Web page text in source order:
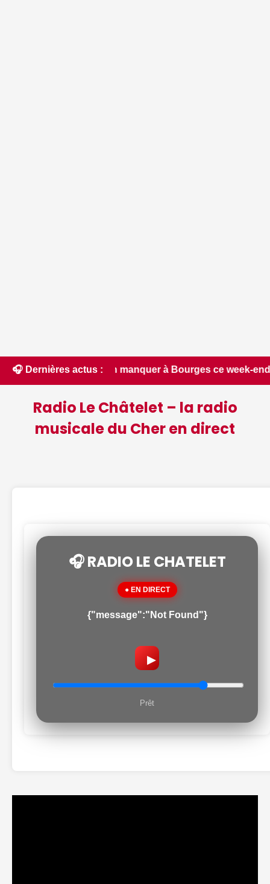
🎧 Dernières actus :
à Bourges ce week-end du 7 au 9 août,
Radio Le Châtelet – la radio
musicale du Cher en direct
🎧 RADIO LE CHATELET
● EN DIRECT
{"message":"Not Found"}
▶
Prêt